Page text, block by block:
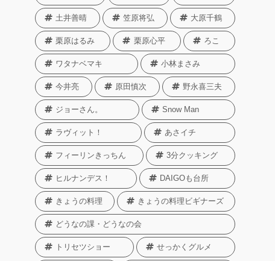
土井善晴 笠原将弘 大原千鶴
栗原はるみ 栗原心平 ろこ
ワタナベマキ 小林まさみ
今井亮 原田慎次 野永喜三夫
ジョーさん。 Snow Man
ラヴィット！ あさイチ
フィーリンきっちん 3分クッキング
ヒルナンデス！ DAIGOも台所
きょうの料理 きょうの料理ビギナーズ
どうなの課・どうなの会
トリセツショー せっかくグルメ